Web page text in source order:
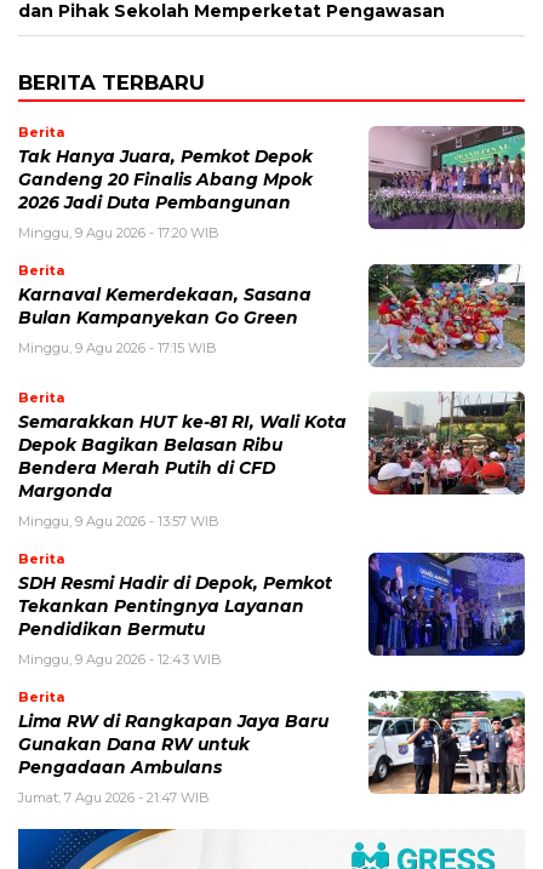
dan Pihak Sekolah Memperketat Pengawasan
BERITA TERBARU
Berita
Tak Hanya Juara, Pemkot Depok
Gandeng 20 Finalis Abang Mpok
2026 Jadi Duta Pembangunan
Minggu, 9 Agu 2026 - 17:20 WIB
Berita
Karnaval Kemerdekaan, Sasana
Bulan Kampanyekan Go Green
Minggu, 9 Agu 2026 - 17:15 WIB
Berita
Semarakkan HUT ke-81 RI, Wali Kota
Depok Bagikan Belasan Ribu
Bendera Merah Putih di CFD
Margonda
Minggu, 9 Agu 2026 - 13:57 WIB
Berita
SDH Resmi Hadir di Depok, Pemkot
Tekankan Pentingnya Layanan
Pendidikan Bermutu
Minggu, 9 Agu 2026 - 12:43 WIB
Berita
Lima RW di Rangkapan Jaya Baru
Gunakan Dana RW untuk
Pengadaan Ambulans
Jumat, 7 Agu 2026 - 21:47 WIB